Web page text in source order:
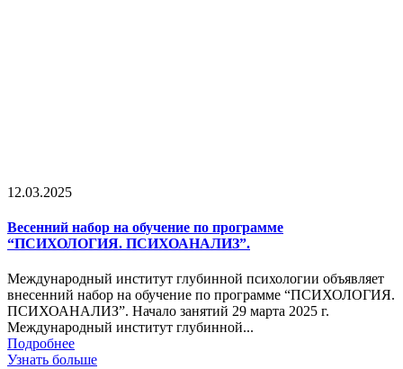
12.03.2025
Весенний набор на обучение по программе
“ПСИХОЛОГИЯ. ПСИХОАНАЛИЗ”.
Международный институт глубинной психологии объявляет
внесенний набор на обучение по программе “ПСИХОЛОГИЯ.
ПСИХОАНАЛИЗ”. Начало занятий 29 марта 2025 г.
Международный институт глубинной...
Подробнее
Узнать больше